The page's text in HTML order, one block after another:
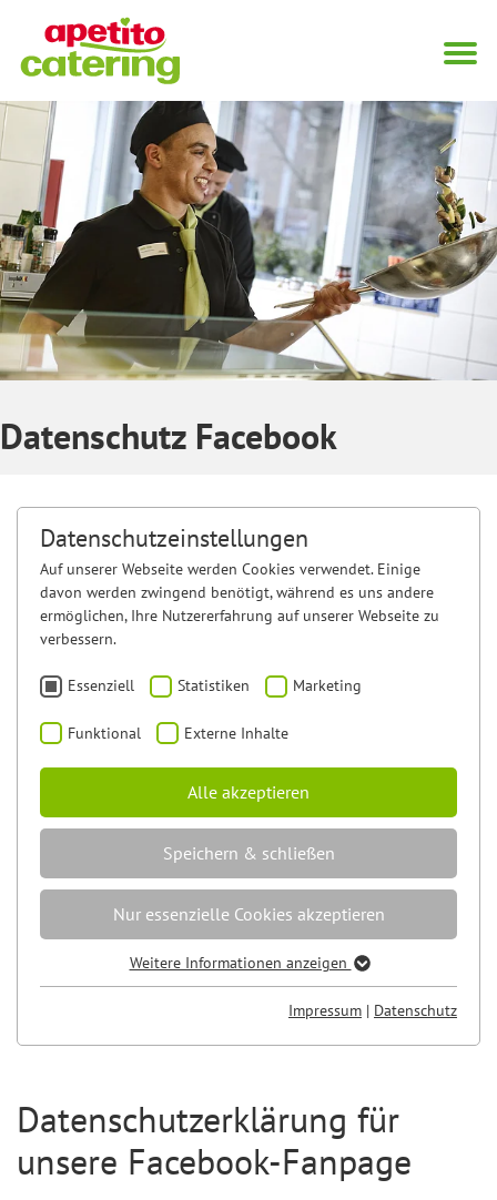
Datenschutz Facebook
Datenschutzeinstellungen
Auf unserer Webseite werden Cookies verwendet. Einige
davon werden zwingend benötigt, während es uns andere
ermöglichen, Ihre Nutzererfahrung auf unserer Webseite zu
verbessern.
Essenziell Statistiken Marketing
Funktional Externe Inhalte
Alle akzeptieren
Speichern & schließen
Nur essenzielle Cookies akzeptieren
Weitere Informationen anzeigen
Impressum | Datenschutz
Datenschutzerklärung für
unsere Facebook-Fanpage